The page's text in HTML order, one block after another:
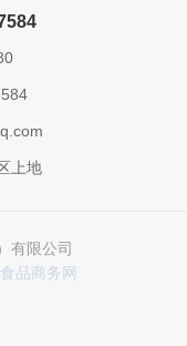
上地
有限公司
食品商务网